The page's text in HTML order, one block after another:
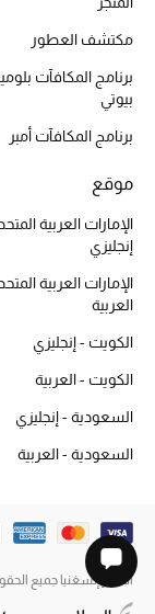
مكتشف العطور
برنامج المكافآت
بيوتي
برنامج المكافآت أمبر
موقع
الإمارات العربية
إنجليزي
الإمارات العربية
العربية
الكويت - إنجليزي
الكويت - العربية
السعودية - إنجليزي
السعودية - العربية
الطاير إنسغنيا جميع